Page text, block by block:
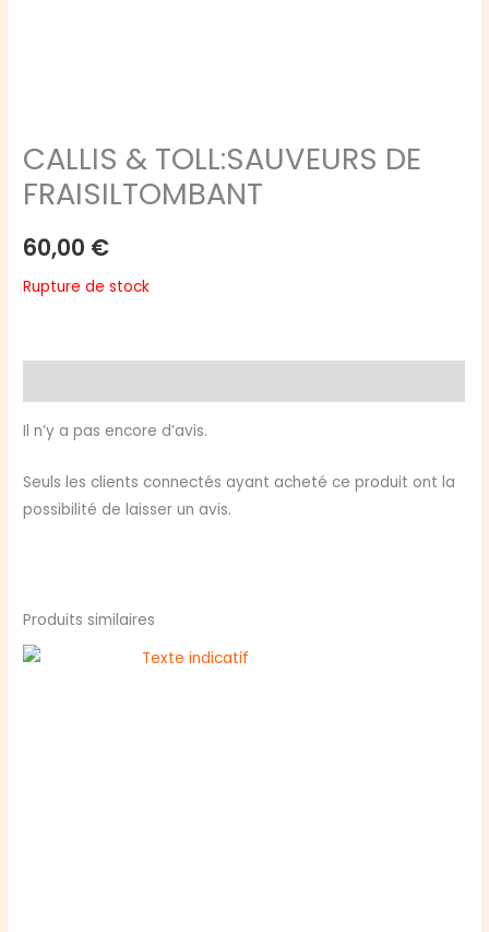
CALLIS & TOLL:SAUVEURS DE
FRAISILTOMBANT
60,00 €
Rupture de stock
Il n’y a pas encore d’avis.
Seuls les clients connectés ayant acheté ce produit ont la
possibilité de laisser un avis.
Produits similaires